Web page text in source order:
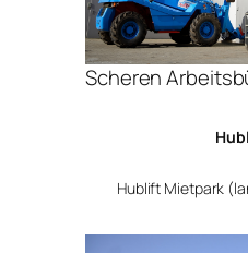
Scheren
Hublift Mietpark